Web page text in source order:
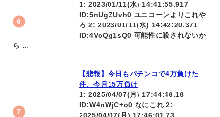
1: 2023/01/11(水) 14:41:55.917
ID:5nUgZUvh0 ユニコーンよりこれや
ろ 2: 2023/01/11(水) 14:42:20.371
ID:4VcQg1sQ0 可能性に殺されないか
ら …
【悲報】今日もパチンコで4万負けた
件、今月15万負け
1: 2025/04/07(月) 17:44:46.18
ID:W4nWjC+o0 なにこれ 2:
2025/04/07(月) 17:46:01.73